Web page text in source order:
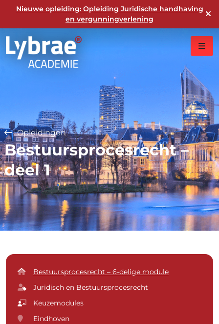
Nieuwe opleiding: Opleiding Juridische handhaving
en vergunningverlening
Opleidingen
Bestuursprocesrecht –
deel 1
Bestuursprocesrecht – 6-delige module
Juridisch en Bestuursprocesrecht
Keuzemodules
Eindhoven